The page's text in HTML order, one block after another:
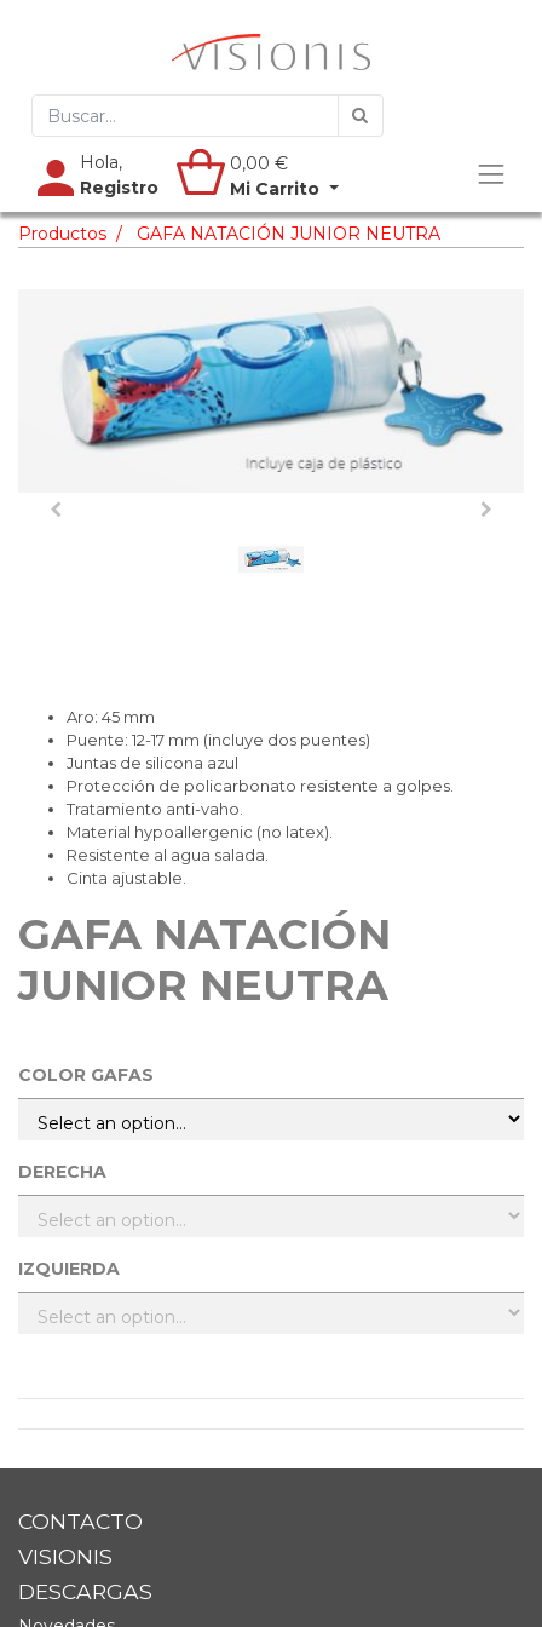
Hola,
Registro
0,00 €
Mi Carrito
Productos GAFA NATACIÓN JUNIOR NEUTRA
Aro: 45 mm
Puente: 12-17 mm (incluye dos puentes)
Juntas de silicona azul
Protección de policarbonato resistente a golpes.
Tratamiento anti-vaho.
Material hypoallergenic (no latex).
Resistente al agua salada.
Cinta ajustable.
GAFA NATACIÓN
JUNIOR NEUTRA
COLOR GAFAS
DERECHA
IZQUIERDA
CONTACTO
VISIONIS
DESCARGAS